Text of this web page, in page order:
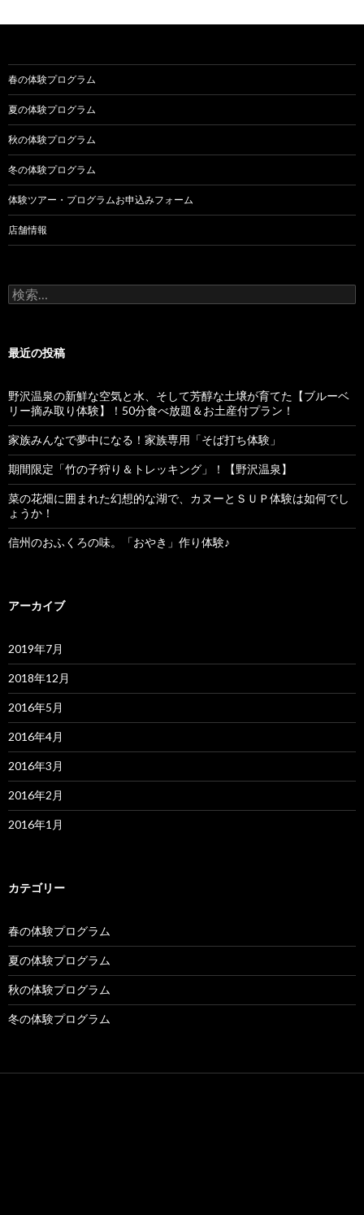
春の体験プログラム
夏の体験プログラム
秋の体験プログラム
冬の体験プログラム
体験ツアー・プログラムお申込みフォーム
店舗情報
検
索
最近の投稿
野沢温泉の新鮮な空気と水、そして芳醇な土壌が育てた【ブルーベ
リー摘み取り体験】！50分食べ放題＆お土産付プラン！
家族みんなで夢中になる！家族専用「そば打ち体験」
期間限定「竹の子狩り＆トレッキング」！【野沢温泉】
菜の花畑に囲まれた幻想的な湖で、カヌーとＳＵＰ体験は如何でし
ょうか！
信州のおふくろの味。「おやき」作り体験♪
アーカイブ
2019年7月
2018年12月
2016年5月
2016年4月
2016年3月
2016年2月
2016年1月
カテゴリー
春の体験プログラム
夏の体験プログラム
秋の体験プログラム
冬の体験プログラム